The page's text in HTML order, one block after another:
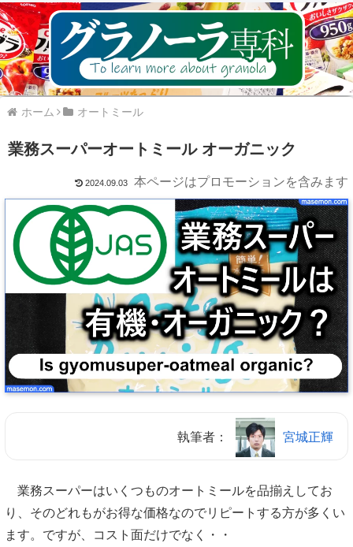
ホーム オートミール
業務スーパーオートミール オーガニック
2024.09.03 本ページはプロモーションを含みます
執筆者： 宮城正輝
業務スーパーはいくつものオートミールを品揃えしてお
り、そのどれもがお得な価格なのでリピートする方が多くい
ます。ですが、コスト面だけでなく・・